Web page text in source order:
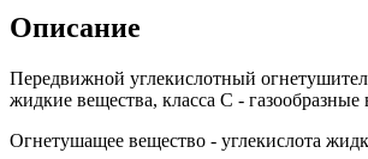
Описание
Передвижной углекислотный
жидкие вещества, класса С -
Огнетушащее вещество - углекислота